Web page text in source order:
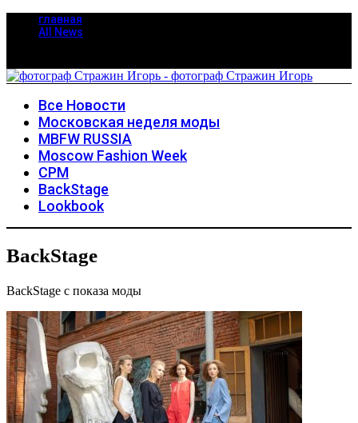
главная
All News
Все Новости
Московская неделя моды
MBFW RUSSIA
Moscow Fashion Week
CPM
BackStage
Lookbook
BackStage
BackStage с показа моды